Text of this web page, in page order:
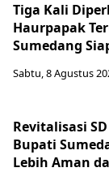
Tiga Kali
Haurpapak
Sumedang
Sabtu, 8 Agustus
Revitalisasi
Bupati
Lebih Aman